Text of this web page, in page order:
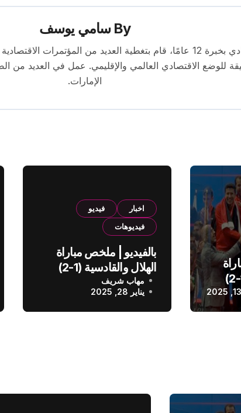
By سامي يوسف
محرر اقتصادي بخبرة 12 عامًا، قام بتغطية العديد من المؤتمرات
للوضع الاقتصادي العالمي والإقليمي. عمل في العديد من
الإمارات.
الهلال والقادسية (1-2)
اخبار
فيديو
فيديوهات
بالفيديو | ملخص مباراة
الهلال والقادسية (1-2)
الدوري السعودي
مهاب شريف
يناير 28, 2025